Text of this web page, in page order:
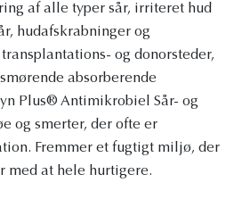
af alle typer sår, irriteret hud
hudafskrabninger og
og donorsteder,
absorberende
Plus® Antimikrobiel Sår- og
og smerter, der ofte er
Fremmer et fugtigt miljø, der
med at hele hurtigere.